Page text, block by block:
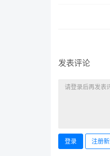
发表评论
登录 注册